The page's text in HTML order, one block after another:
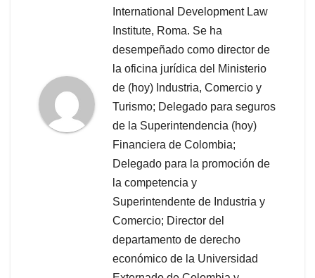
International Development Law
Institute, Roma. Se ha
desempeñado como director de
la oficina jurídica del Ministerio
de (hoy) Industria, Comercio y
Turismo; Delegado para seguros
de la Superintendencia (hoy)
Financiera de Colombia;
Delegado para la promoción de
la competencia y
Superintendente de Industria y
Comercio; Director del
departamento de derecho
económico de la Universidad